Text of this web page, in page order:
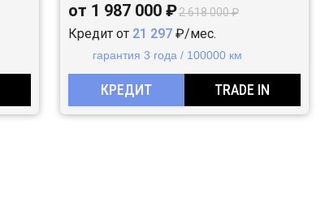
от 1 987 000 ₽2 618 000 ₽
Кредит от 21 297₽/мес.
гарантия 3 года / 100000 км
КРЕДИТ TRADE IN